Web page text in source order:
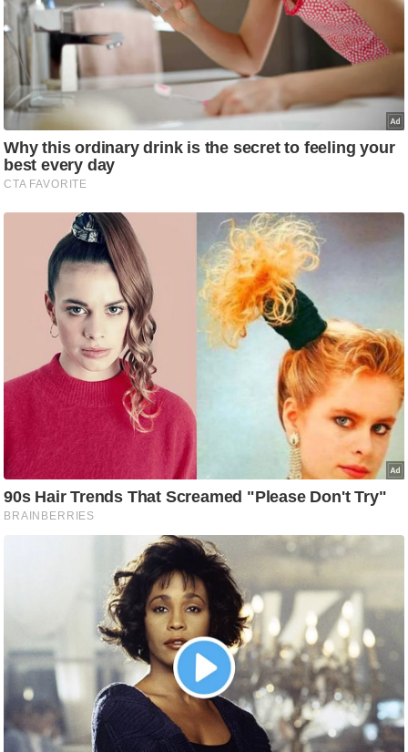
वु
ड
फि
ल्म
स
मी
क्षा
B
r
N
s
ला
इ
फ
क्नॉ
लॉ
जी
टी